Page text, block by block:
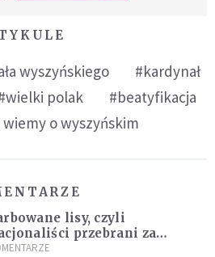
wyszyńskiego
#kardynał
polak
#beatyfikacja
wiemy o wyszyńskim
lisy, czyli
przebrani za